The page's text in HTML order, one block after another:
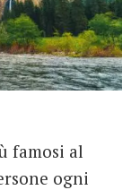
famosi al
ogni